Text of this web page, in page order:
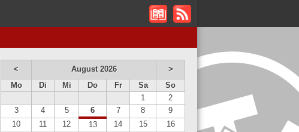
< August 2026
>
Mo
Di Mi Do Fr Sa
So
1
2
3
4 5 6 7 8
9
10
11 12 13 14 15
16